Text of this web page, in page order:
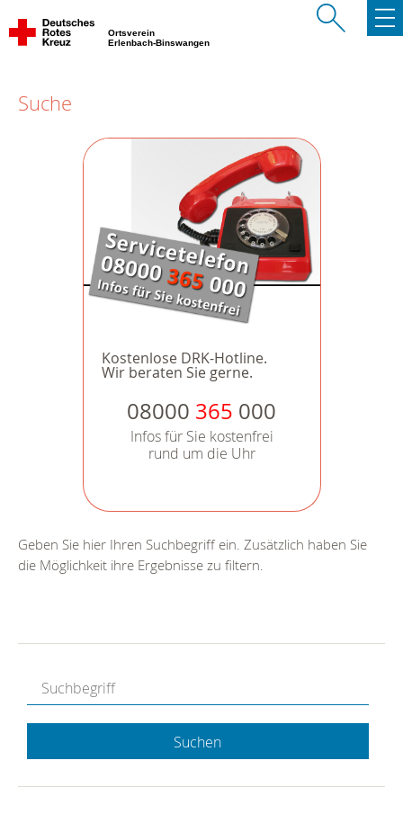
Ortsverein
Erlenbach-Binswangen
Suche
Kostenlose DRK-Hotline.
Wir beraten Sie gerne.
08000 365 000
Infos für Sie kostenfrei
rund um die Uhr
Geben Sie hier Ihren Suchbegriff ein. Zusätzlich haben Sie
die Möglichkeit ihre Ergebnisse zu filtern.
Suchen